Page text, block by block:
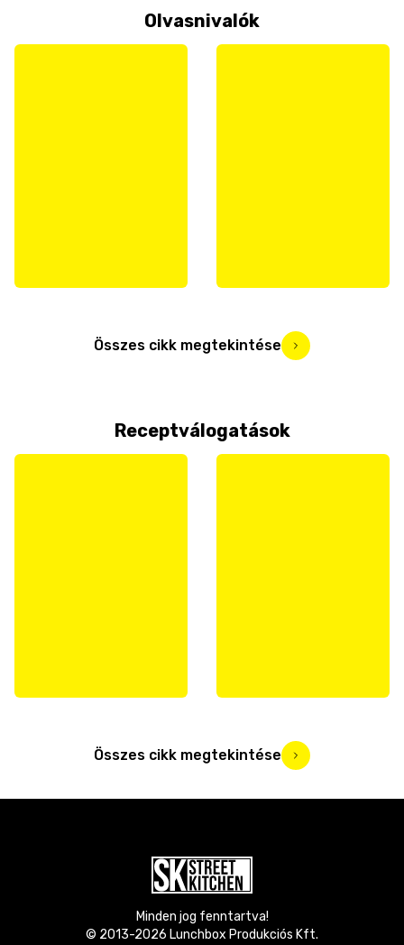
Olvasnivalók
Összes cikk megtekintése
Receptválogatások
Összes cikk megtekintése
Minden jog fenntartva!
© 2013-2026 Lunchbox Produkciós Kft.